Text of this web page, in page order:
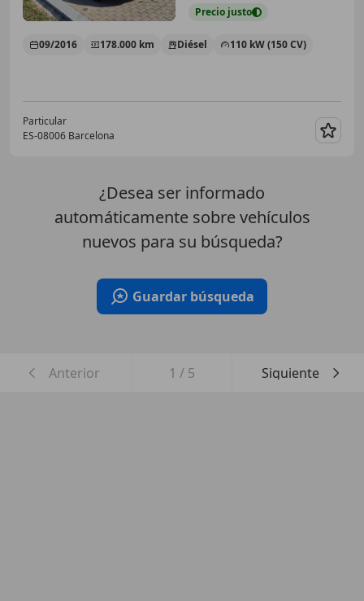
Precio justo
09/2016 178.000 km Diésel 110 kW (150 CV)
Particular
ES-08006 Barcelona
¿Desea ser informado
automáticamente sobre vehículos
nuevos para su búsqueda?
Guardar búsqueda
Anterior 1 / 5 Siguiente